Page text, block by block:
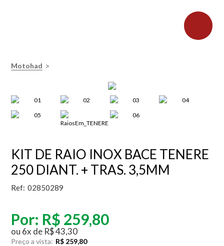
Motohad >
KIT DE RAIO INOX BACE TENERE
250 DIANT. + TRAS. 3,5MM
Ref: 02850289
Por: R$ 259,80
ou 6x de R$ 43,30
Preço a vista: R$ 259,80